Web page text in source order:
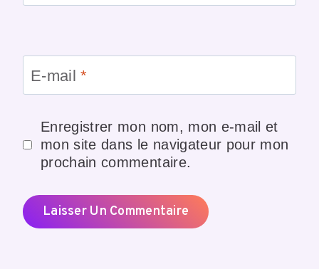
E-mail*
Enregistrer mon nom, mon e-mail et
mon site dans le navigateur pour mon
prochain commentaire.